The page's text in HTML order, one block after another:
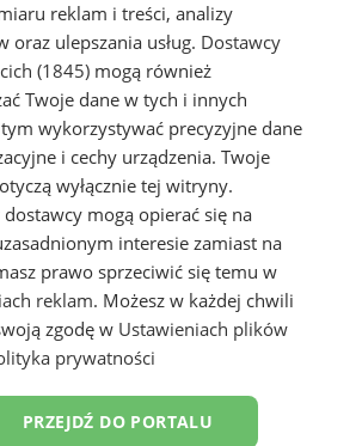
kontakt ze sprzedawcą? Chcesz
od producentów? Sprawdź
Żory. Poznaj miejsca w Żorach,
świeżą żywność, ale także
buty. Zobacz, gdzie w okolicy
dawniej”.
żadnych prezentacji firm.
reklam i treści, analizy
oraz ulepszania usług. Dostawcy
(1845) mogą również
Twoje dane w tych i innych
wykorzystywać precyzyjne dane
i cechy urządzenia. Twoje
wyłącznie tej witryny.
mogą opierać się na
interesie zamiast na
prawo sprzeciwić się temu w
reklam. Możesz w każdej chwili
zgodę w Ustawieniach plików
prywatności
PRZEJDŹ DO PORTALU